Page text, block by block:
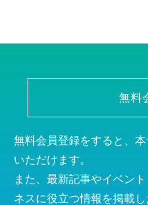
無料
無料会員登録をすると、
いただけます。
また、最新記事やイベン
ネスに役立つ情報を掲載